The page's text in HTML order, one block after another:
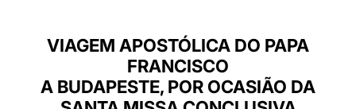
العربيّة
中文
VIAGEM APOSTÓLICA DO PAPA
FRANCISCO
A BUDAPESTE, POR OCASIÃO DA